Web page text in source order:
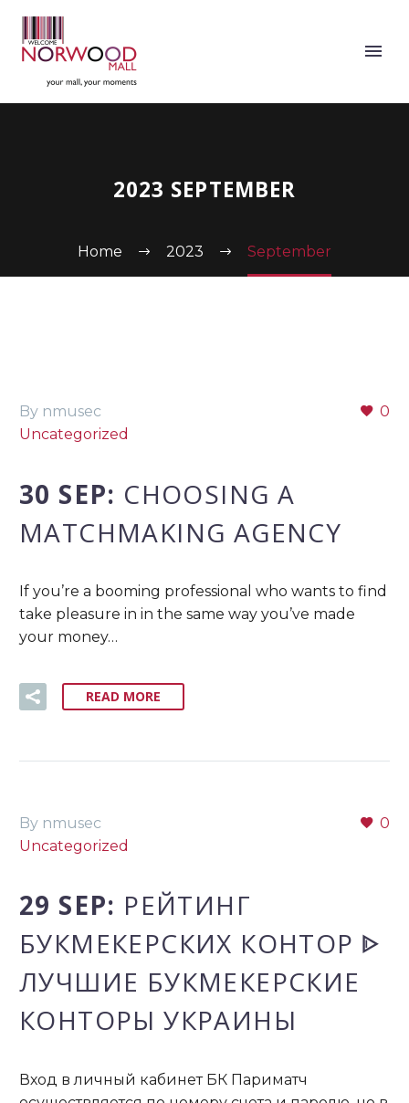
2023 SEPTEMBER
Home 2023 September
0
By nmusec
Uncategorized
30 SEP: CHOOSING A
MATCHMAKING AGENCY
If you’re a booming professional who wants to find
take pleasure in in the same way you’ve made
your money…
READ MORE
0
By nmusec
Uncategorized
29 SEP: РЕЙТИНГ
БУКМЕКЕРСКИХ КОНТОР ᐈ
ЛУЧШИЕ БУКМЕКЕРСКИЕ
КОНТОРЫ УКРАИНЫ
Вход в личный кабинет БК Париматч